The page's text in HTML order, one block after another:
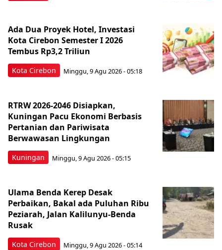
Kota Cirebon
Ada Dua Proyek Hotel, Investasi
Kota Cirebon Semester I 2026
Tembus Rp3,2 Triliun
Minggu, 9 Agu 2026 - 05:18
Kuningan
RTRW 2026-2046 Disiapkan,
Kuningan Pacu Ekonomi Berbasis
Pertanian dan Pariwisata
Berwawasan Lingkungan
Minggu, 9 Agu 2026 - 05:15
Kota Cirebon
Ulama Benda Kerep Desak
Perbaikan, Bakal ada Puluhan Ribu
Peziarah, Jalan Kalilunyu-Benda
Rusak
Minggu, 9 Agu 2026 - 05:14